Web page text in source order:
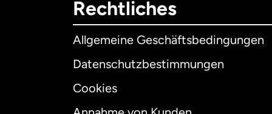
Rechtliches
Allgemeine Geschäftsbedingungen
Datenschutzbestimmungen
Cookies